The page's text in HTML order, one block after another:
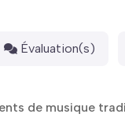
Évaluation(s)
de musique